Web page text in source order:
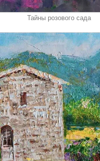
Тайны розового сада